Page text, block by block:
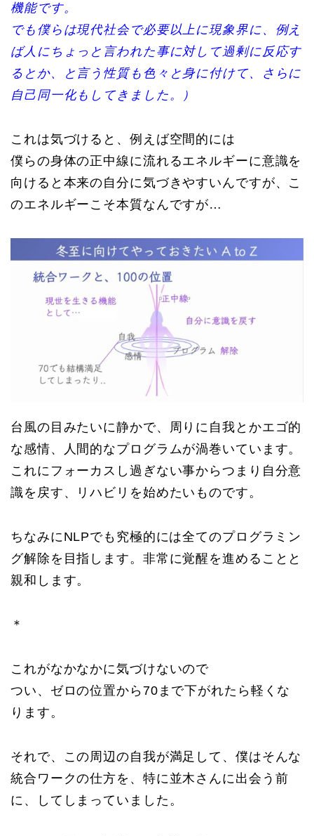
機能です。
でも僕らは現代社会で必要以上に現象界に、例え
ば人にちょっと言われた事に対して過剰に反応す
るとか、と言う性質も色々と身に付けて、さらに
自己同一化もしてきました。）
これは気づけると、例えば空間的には
僕らの身体の正中線に流れるエネルギーに意識を
向けると本来の自分に気づきやすいんですが、こ
のエネルギーこそ本質なんですが…
台風の目みたいに静かで、周りに自我とかエゴ的
な感情、人間的なプログラムが渦巻いています。
これにフォーカスし過ぎない事からつまり自分意
識を戻す、リハビリを始めたいものです。
ちなみにNLPでも究極的には全てのプログラミン
グ解除を目指します。非常に覚醒を進めることと
親和します。
＊
これがなかなかに気づけないので
つい、ゼロの位置から70まで下がれたら軽くな
ります。
それで、この周辺の自我が満足して、僕はそんな
統合ワークの仕方を、特に並木さんに出会う前
に、してしまっていました。